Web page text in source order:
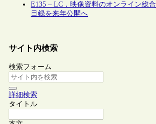
E135 – LC，映像資料のオンライン総合
目録を来年公開へ
サイト内検索
検索フォーム
詳細検索
タイトル